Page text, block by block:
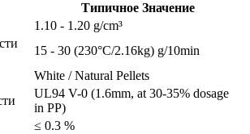
Типичное Значение
1.10 - 1.20 g/cm³
15 - 30 (230°C/2.16kg) g/10min
White / Natural Pellets
UL94 V-0 (1.6mm, at 30-35% dosage
in PP)
≤ 0.3 %